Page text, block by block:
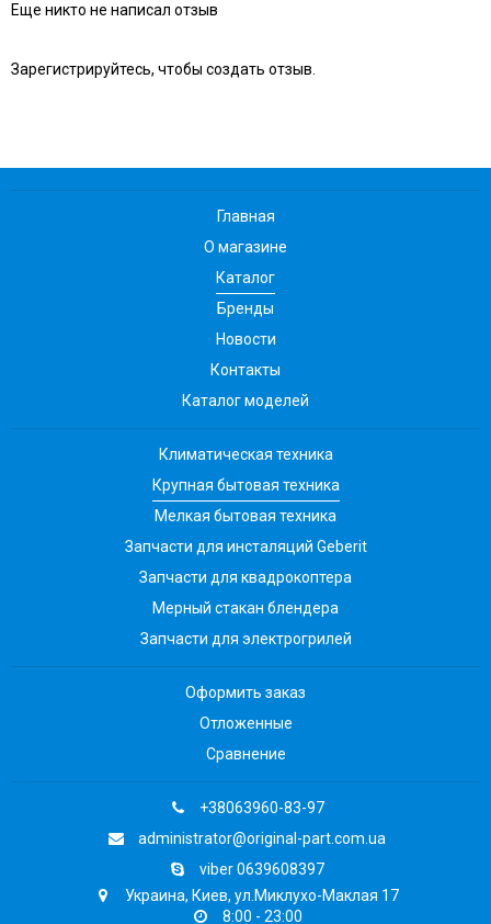
Еще никто не написал отзыв
Зарегистрируйтесь, чтобы создать отзыв.
Главная
О магазине
Каталог
Бренды
Новости
Контакты
Каталог моделей
Климатическая техника
Крупная бытовая техника
Мелкая бытовая техника
Запчасти для инсталяций Geberit
Запчасти для квадрокоптера
Мерный стакан блендера
Запчасти для электрогрилей
Оформить заказ
Отложенные
Сравнение
+38063960-83-97
administrator@original-part.com.ua
viber 0639608397
Украина, Киев, ул.Миклухо-Маклая 17
8:00 - 23:00